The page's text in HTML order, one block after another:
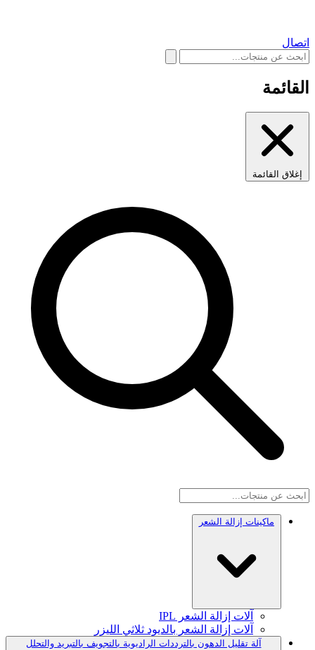
اتصال
القائمة
إغلاق القائمة
ماكينات إزالة الشعر
آلات إزالة الشعر IPL
آلات إزالة الشعر بالديود ثلاثي الليزر
آلة تقليل الدهون بالترددات الراديوية بالتجويف بالتبريد والتحلل